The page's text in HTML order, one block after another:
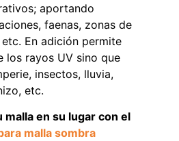
aportando
faenas, zonas de
En adición permite
los rayos UV sino que
insectos, lluvia,
etc.
malla en su lugarcon el
malla sombra